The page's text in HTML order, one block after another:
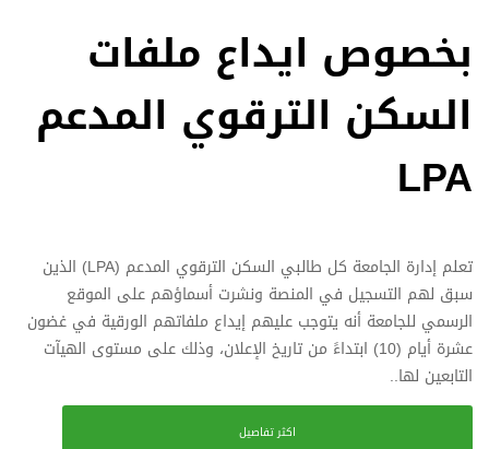
بخصوص ايداع ملفات
السكن الترقوي المدعم
LPA
تعلم إدارة الجامعة كل طالبي السكن الترقوي المدعم (LPA) الذين
سبق لهم التسجيل في المنصة ونشرت أسماؤهم على الموقع
الرسمي للجامعة أنه يتوجب عليهم إيداع ملفاتهم الورقية في غضون
عشرة أيام (10) ابتداءً من تاريخ الإعلان، وذلك على مستوى الهيآت
التابعين لها..
اكثر تفاصيل